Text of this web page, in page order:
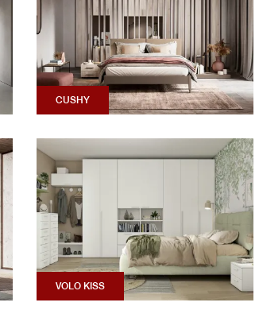
CUSHY
VOLO KISS